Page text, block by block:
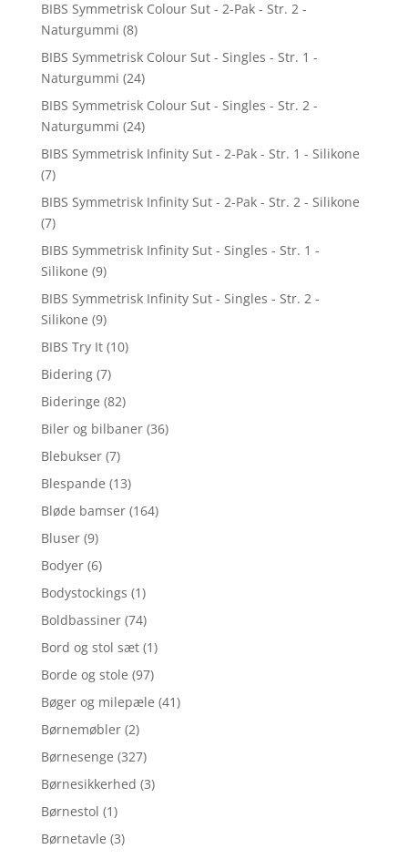
BIBS Symmetrisk Colour Sut - 2-Pak - Str. 2 -
Naturgummi (8)
BIBS Symmetrisk Colour Sut - Singles - Str. 1 -
Naturgummi (24)
BIBS Symmetrisk Colour Sut - Singles - Str. 2 -
Naturgummi (24)
BIBS Symmetrisk Infinity Sut - 2-Pak - Str. 1 - Silikone
(7)
BIBS Symmetrisk Infinity Sut - 2-Pak - Str. 2 - Silikone
(7)
BIBS Symmetrisk Infinity Sut - Singles - Str. 1 -
Silikone (9)
BIBS Symmetrisk Infinity Sut - Singles - Str. 2 -
Silikone (9)
BIBS Try It (10)
Bidering (7)
Bideringe (82)
Biler og bilbaner (36)
Blebukser (7)
Blespande (13)
Bløde bamser (164)
Bluser (9)
Bodyer (6)
Bodystockings (1)
Boldbassiner (74)
Bord og stol sæt (1)
Borde og stole (97)
Bøger og milepæle (41)
Børnemøbler (2)
Børnesenge (327)
Børnesikkerhed (3)
Børnestol (1)
Børnetavle (3)